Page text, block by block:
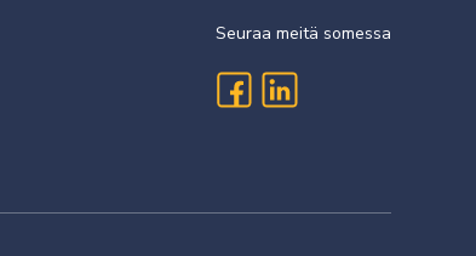
Seuraa meitä somessa